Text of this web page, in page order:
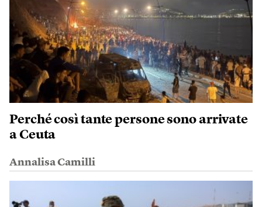
Perché così tante persone sono arrivate
a Ceuta
Annalisa Camilli